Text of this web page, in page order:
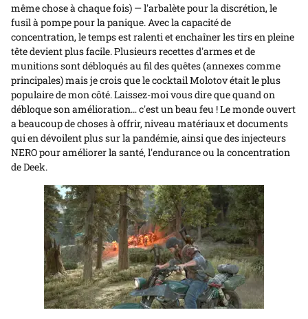
même chose à chaque fois) — l'arbalète pour la discrétion, le
fusil à pompe pour la panique. Avec la capacité de
concentration, le temps est ralenti et enchaîner les tirs en pleine
tête devient plus facile. Plusieurs recettes d'armes et de
munitions sont débloqués au fil des quêtes (annexes comme
principales) mais je crois que le cocktail Molotov était le plus
populaire de mon côté. Laissez-moi vous dire que quand on
débloque son amélioration… c'est un beau feu ! Le monde ouvert
a beaucoup de choses à offrir, niveau matériaux et documents
qui en dévoilent plus sur la pandémie, ainsi que des injecteurs
NERO pour améliorer la santé, l'endurance ou la concentration
de Deek.